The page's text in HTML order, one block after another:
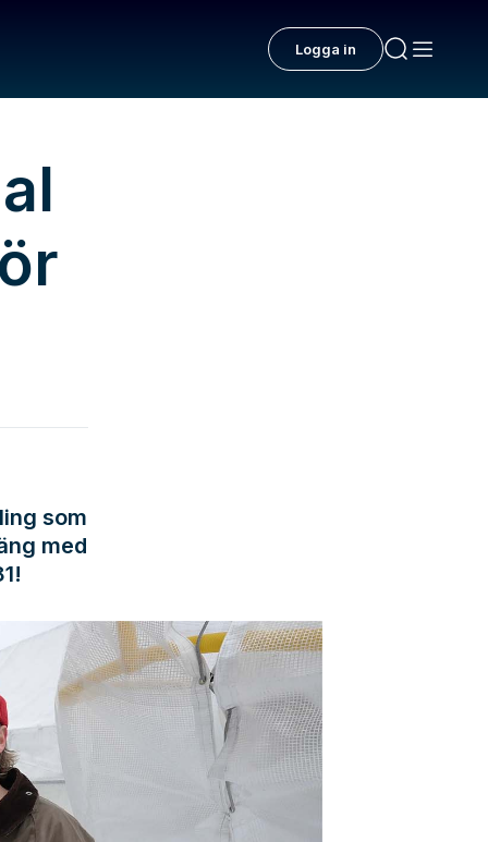
Logga in
som
med